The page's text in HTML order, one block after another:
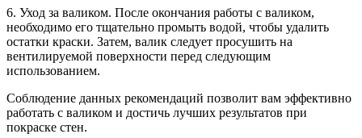
6. Уход за валиком. После окончания работы с валиком,
необходимо его тщательно промыть водой, чтобы удалить
остатки краски. Затем, валик следует просушить на
вентилируемой поверхности перед следующим
использованием.
Соблюдение данных рекомендаций позволит вам эффективно
работать с валиком и достичь лучших результатов при
покраске стен.